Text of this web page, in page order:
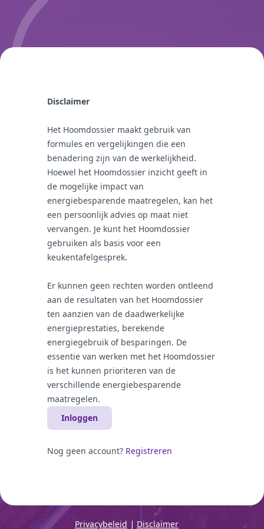
Disclaimer
Het Hoomdossier maakt gebruik van
formules en vergelijkingen die een
benadering zijn van de werkelijkheid.
Hoewel het Hoomdossier inzicht geeft in
de mogelijke impact van
energiebesparende maatregelen, kan het
een persoonlijk advies op maat niet
vervangen. Je kunt het Hoomdossier
gebruiken als basis voor een
keukentafelgesprek.
Er kunnen geen rechten worden ontleend
aan de resultaten van het Hoomdossier
ten aanzien van de daadwerkelijke
energieprestaties, berekende
energiegebruik of besparingen. De
essentie van werken met het Hoomdossier
is het kunnen prioriteren van de
verschillende energiebesparende
maatregelen.
Inloggen
Nog geen account? Registreren
Privacybeleid | Disclaimer